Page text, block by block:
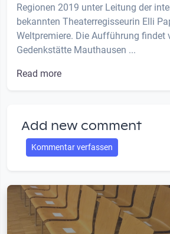
Regionen 2019 unter Leitung der
bekannten Theaterregisseurin Elli
Weltpremiere. Die Aufführung findet
Gedenkstätte Mauthausen ...
Read more
Add new comment
Kommentar verfassen